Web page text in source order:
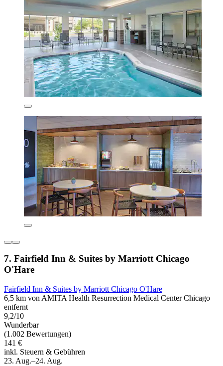
7. Fairfield Inn & Suites by Marriott Chicago
O'Hare
Fairfield Inn & Suites by Marriott Chicago O'Hare
6,5 km von AMITA Health Resurrection Medical Center Chicago
entfernt
9,2/10
Wunderbar
(1.002 Bewertungen)
141 €
inkl. Steuern & Gebühren
23. Aug.–24. Aug.